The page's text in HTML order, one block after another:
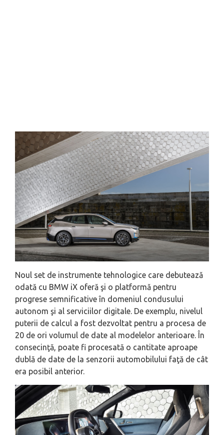
Noul set de instrumente tehnologice care debutează
odată cu BMW iX oferă şi o platformă pentru
progrese semnificative în domeniul condusului
autonom şi al serviciilor digitale. De exemplu, nivelul
puterii de calcul a fost dezvoltat pentru a procesa de
20 de ori volumul de date al modelelor anterioare. În
consecinţă, poate fi procesată o cantitate aproape
dublă de date de la senzorii automobilului faţă de cât
era posibil anterior.